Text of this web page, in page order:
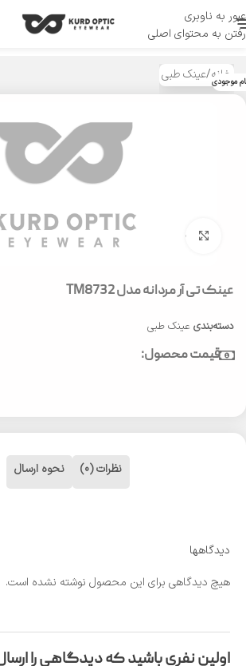
عبور به ناوبری
رفتن به محتوای اصلی
منو
خانه/عینک طبی موجودی
بزرگنمایی تصویر
عینک تی آر مردانه مدل TM8732
دسته‌بندی عینک طبی
قیمت محصول:
نظرات (0) نحوه ارسال
دیدگاهها
هیچ دیدگاهی برای این محصول نوشته نشده است.
اولین نفری باشید که دیدگاهی را